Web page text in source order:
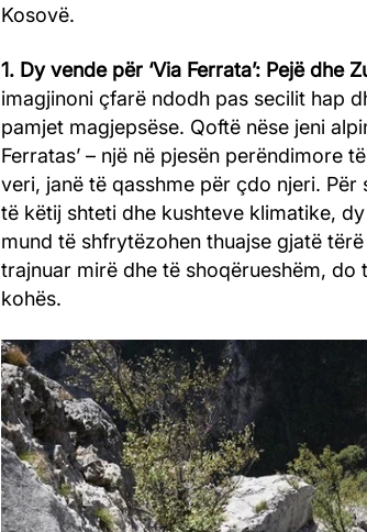
Kosovë.
1. Dy vende për ‘Via Ferrata’: Pejë dhe
imagjinoni çfarë ndodh pas secilit hap
pamjet magjepsëse. Qoftë nëse jeni
Ferratas’ – një në pjesën perëndimore
veri, janë të qasshme për çdo njeri.
të këtij shteti dhe kushteve klimatike, dy
mund të shfrytëzohen thuajse gjatë
trajnuar mirë dhe të shoqërueshëm, do
kohës.